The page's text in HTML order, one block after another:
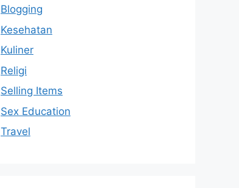
Blogging
Kesehatan
Kuliner
Religi
Selling Items
Sex Education
Travel